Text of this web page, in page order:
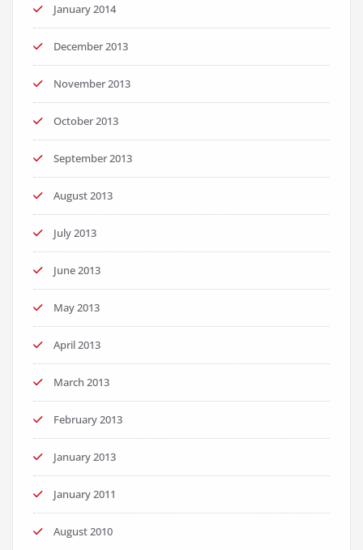
January 2014
December 2013
November 2013
October 2013
September 2013
August 2013
July 2013
June 2013
May 2013
April 2013
March 2013
February 2013
January 2013
January 2011
August 2010